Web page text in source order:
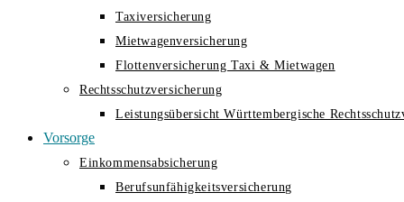
Taxiversicherung
Mietwagenversicherung
Flottenversicherung Taxi & Mietwagen
Rechtsschutzversicherung
Leistungsübersicht Württembergische
Vorsorge
Einkommensabsicherung
Berufsunfähigkeitsversicherung